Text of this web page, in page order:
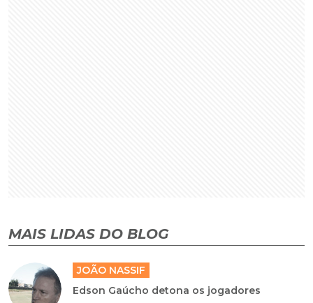
MAIS LIDAS DO BLOG
JOÃO NASSIF
Edson Gaúcho detona os jogadores